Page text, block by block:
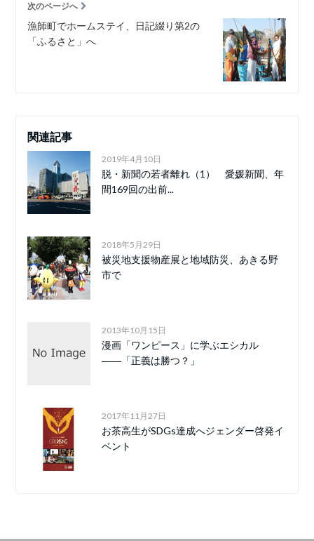
次のページへ
漁師町でホームステイ、日記綴り第2の
「ふるさと」へ
関連記事
2019年4月10日
脱・新聞の若者離れ（1） 愛媛新聞、年
間169回の出前...
2018年5月29日
被災地支援物産展と地域防災、あきる野
市で
2013年10月15日
漫画「ワンピース」に学ぶエシカル
――「正義は勝つ？」
2017年11月27日
お茶高生がSDGs達成へジェンダー啓発イ
ベント